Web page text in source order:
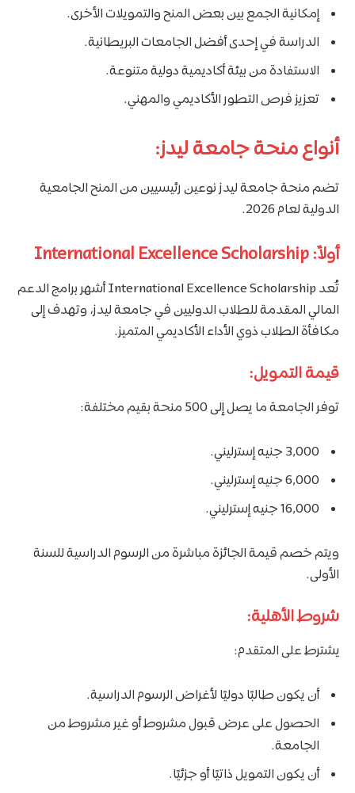
إمكانية الجمع بين بعض المنح والتمويلات الأخرى.
الدراسة في إحدى أفضل الجامعات البريطانية.
الاستفادة من بيئة أكاديمية دولية متنوعة.
تعزيز فرص التطور الأكاديمي والمهني.
أنواع منحة جامعة ليدز:
تضم منحة جامعة ليدز نوعين رئيسيين من المنح الجامعية
الدولية لعام 2026.
أولاً: International Excellence Scholarship
تُعد International Excellence Scholarship أشهر برامج الدعم
المالي المقدمة للطلاب الدوليين في جامعة ليدز، وتهدف إلى
مكافأة الطلاب ذوي الأداء الأكاديمي المتميز.
قيمة التمويل:
توفر الجامعة ما يصل إلى 500 منحة بقيم مختلفة:
3,000 جنيه إسترليني.
6,000 جنيه إسترليني.
16,000 جنيه إسترليني.
ويتم خصم قيمة الجائزة مباشرة من الرسوم الدراسية للسنة
الأولى.
شروط الأهلية:
يشترط على المتقدم:
أن يكون طالبًا دوليًا لأغراض الرسوم الدراسية.
الحصول على عرض قبول مشروط أو غير مشروط من
الجامعة.
أن يكون التمويل ذاتيًا أو جزئيًا.